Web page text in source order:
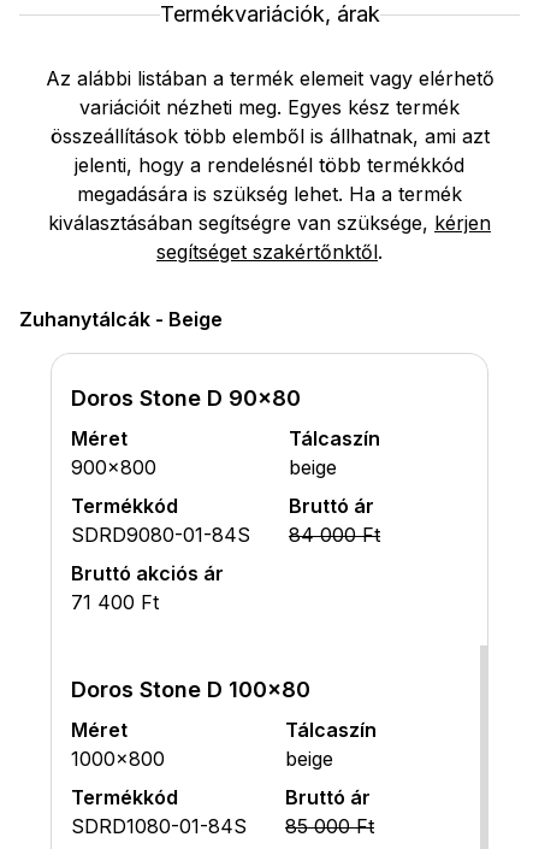
Termékvariációk, árak
Az alábbi listában a termék elemeit vagy elérhető
variációit nézheti meg. Egyes kész termék
összeállítások több elemből is állhatnak, ami azt
jelenti, hogy a rendelésnél több termékkód
megadására is szükség lehet. Ha a termék
kiválasztásában segítségre van szüksége, kérjen
segítséget szakértőnktől.
Zuhanytálcák - Beige
Doros Stone D 90x80
Méret
900x800
Tálcaszín
beige
Termékkód
SDRD9080-01-84S
Bruttó ár
84 000 Ft
Bruttó akciós ár
71 400 Ft
Doros Stone D 100x80
Méret
1000x800
Tálcaszín
beige
Termékkód
SDRD1080-01-84S
Bruttó ár
85 000 Ft